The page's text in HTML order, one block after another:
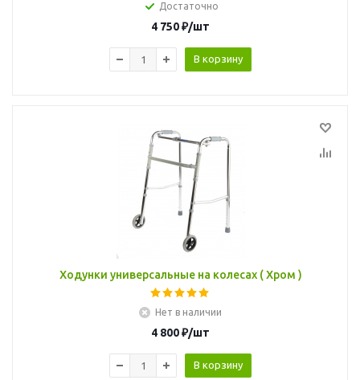
Достаточно
4 750₽/шт
В корзину
Ходунки универсальные на колесах ( Хром )
Нет в наличии
4 800₽/шт
В корзину